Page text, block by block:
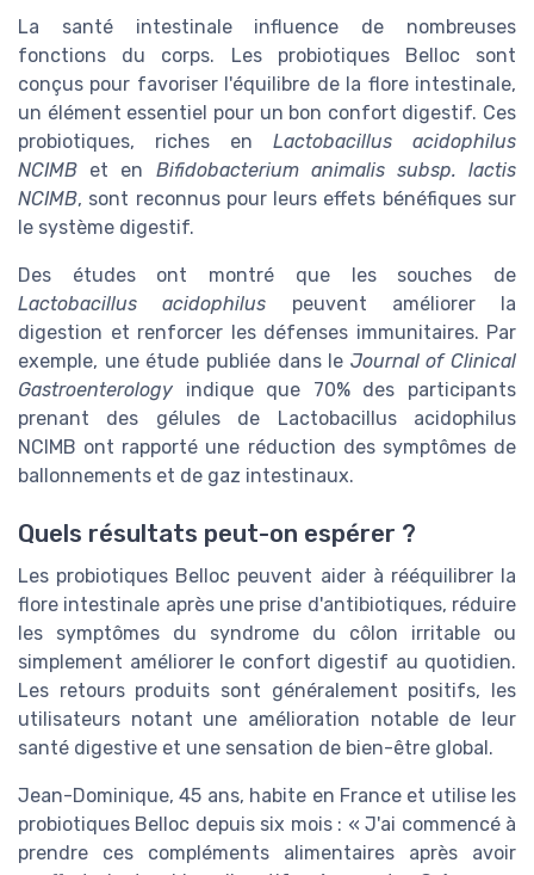
La santé intestinale influence de nombreuses
fonctions du corps. Les probiotiques Belloc sont
conçus pour favoriser l'équilibre de la flore intestinale,
un élément essentiel pour un bon confort digestif. Ces
probiotiques, riches en Lactobacillus acidophilus
NCIMB et en Bifidobacterium animalis subsp. lactis
NCIMB, sont reconnus pour leurs effets bénéfiques sur
le système digestif.
Des études ont montré que les souches de
Lactobacillus acidophilus peuvent améliorer la
digestion et renforcer les défenses immunitaires. Par
exemple, une étude publiée dans le Journal of Clinical
Gastroenterology indique que 70% des participants
prenant des gélules de Lactobacillus acidophilus
NCIMB ont rapporté une réduction des symptômes de
ballonnements et de gaz intestinaux.
Quels résultats peut-on espérer ?
Les probiotiques Belloc peuvent aider à rééquilibrer la
flore intestinale après une prise d'antibiotiques, réduire
les symptômes du syndrome du côlon irritable ou
simplement améliorer le confort digestif au quotidien.
Les retours produits sont généralement positifs, les
utilisateurs notant une amélioration notable de leur
santé digestive et une sensation de bien-être global.
Jean-Dominique, 45 ans, habite en France et utilise les
probiotiques Belloc depuis six mois : « J'ai commencé à
prendre ces compléments alimentaires après avoir